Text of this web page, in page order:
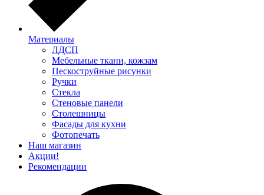
Материалы
ЛДСП
Мебельные ткани, кожзам
Пескоструйные рисунки
Ручки
Стекла
Стеновые панели
Столешницы
Фасады для кухни
Фотопечать
Наш магазин
Акции!
Рекомендации